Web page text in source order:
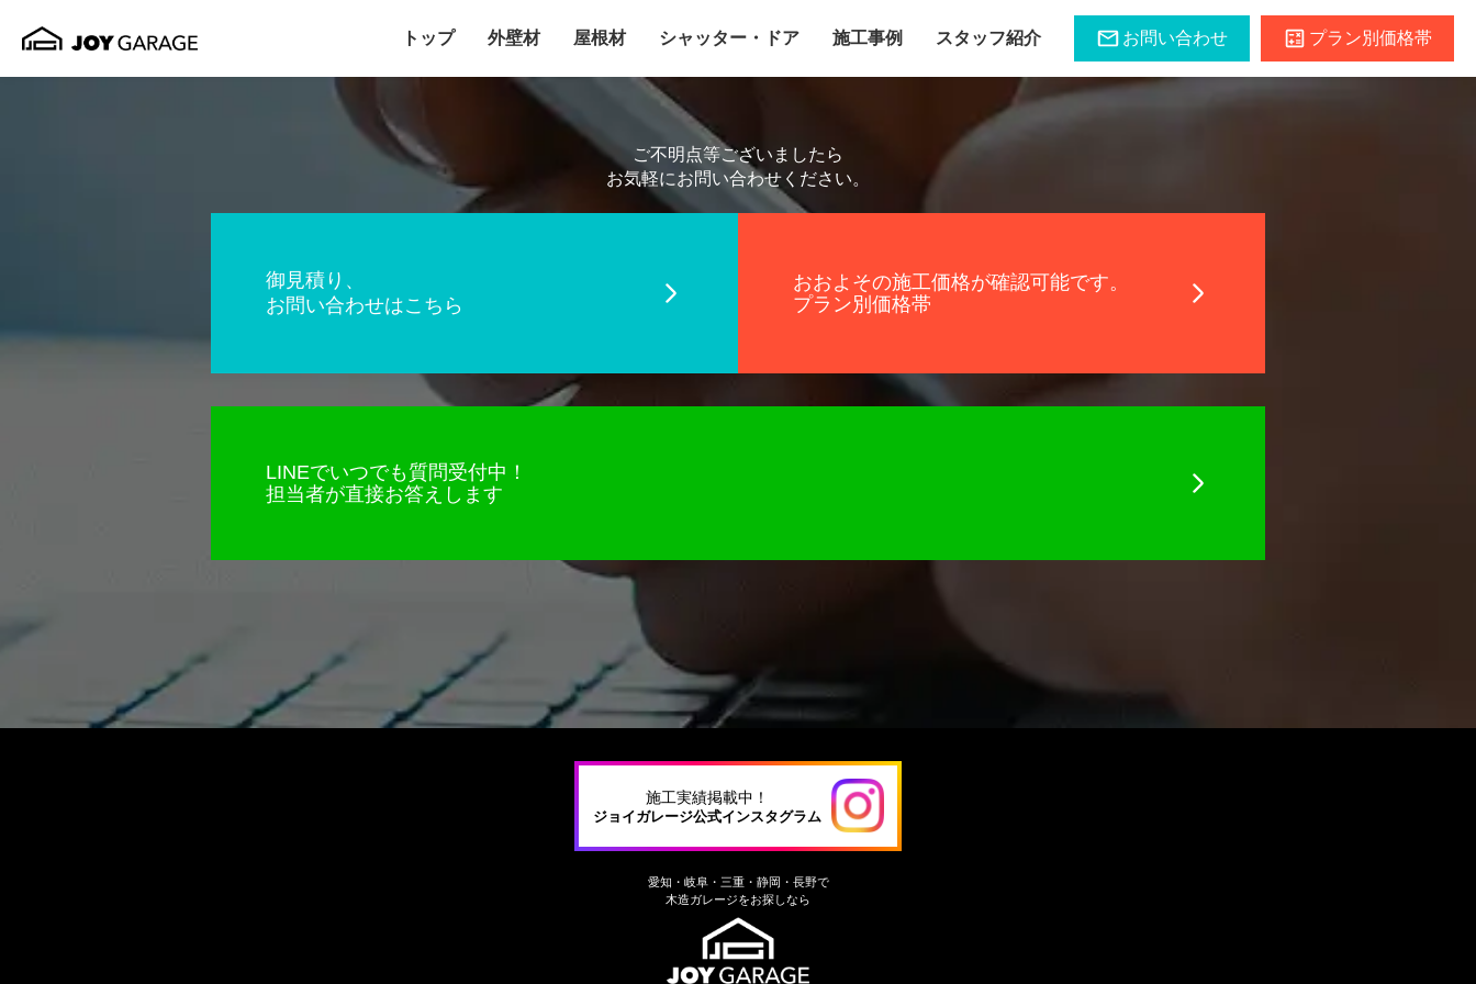
トップ 外壁材 屋根材 シャッター・ドア 施工事例 スタッフ紹介 お問い合わせ プラン別価格帯
ご不明点等ございましたら
お気軽にお問い合わせください。
御見積り、
お問い合わせはこちら
おおよその施工価格が確認可能です。
プラン別価格帯
LINEでいつでも質問受付中！
担当者が直接お答えします
施工実績掲載中！
ジョイガレージ公式インスタグラム
愛知・岐阜・三重・静岡・長野で
木造ガレージをお探しなら